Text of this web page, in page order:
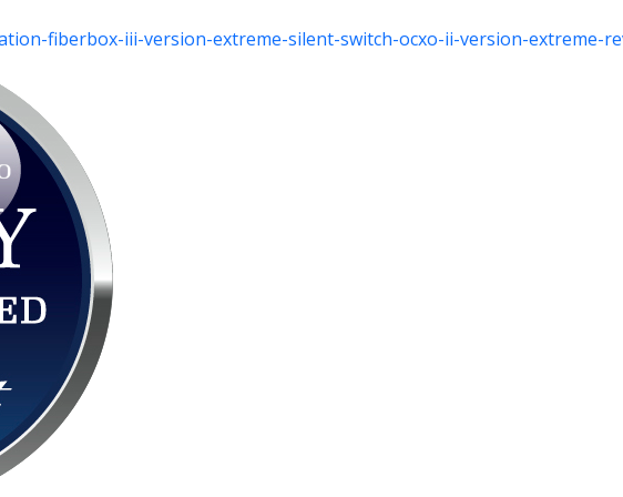
fiberbox-iii-version-extreme-silent-switch-ocxo-ii-version-extreme-